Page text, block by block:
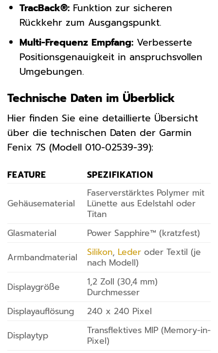
TracBack®:Funktion zur sicheren
Rückkehr zum Ausgangspunkt.
Multi-Frequenz Empfang:Verbesserte
Positionsgenauigkeit in anspruchsvollen
Umgebungen.
Technische Daten im Überblick
Hier finden Sie eine detaillierte Übersicht
über die technischen Daten der Garmin
Fenix 7S (Modell 010-02539-39):
FEATURE SPEZIFIKATION
Gehäusematerial
Faserverstärktes Polymer mit
Lünette aus Edelstahl oder
Titan
Glasmaterial
Power Sapphire™ (kratzfest)
Armbandmaterial
Silikon, Lederoder Textil (je
nach Modell)
Displaygröße
1,2 Zoll (30,4 mm)
Durchmesser
Displayauflösung
240 x 240 Pixel
Displaytyp
Transflektives MIP (Memory-in-
Pixel)